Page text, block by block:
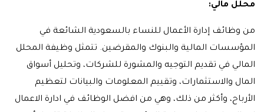
محلل مالي:
من وظائف إدارة الأعمال للنساء بالسعودية الشائعة في
المؤسسات المالية والبنوك والمقرضين. تتمثل وظيفة المحلل
المالي في تقديم التوجيه والمشورة للشركات، وتحليل أسواق
المال والاستثمارات، وتقييم المعلومات والبيانات لتعظيم
الأرباح، وأكثر من ذلك، وهي من افضل الوظائف في ادارة الاعمال